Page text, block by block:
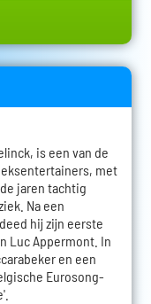
is een van de
met
jaren tachtig
Na een
hij zijn eerste
Luc Appermont. In
en een
Eurosong-